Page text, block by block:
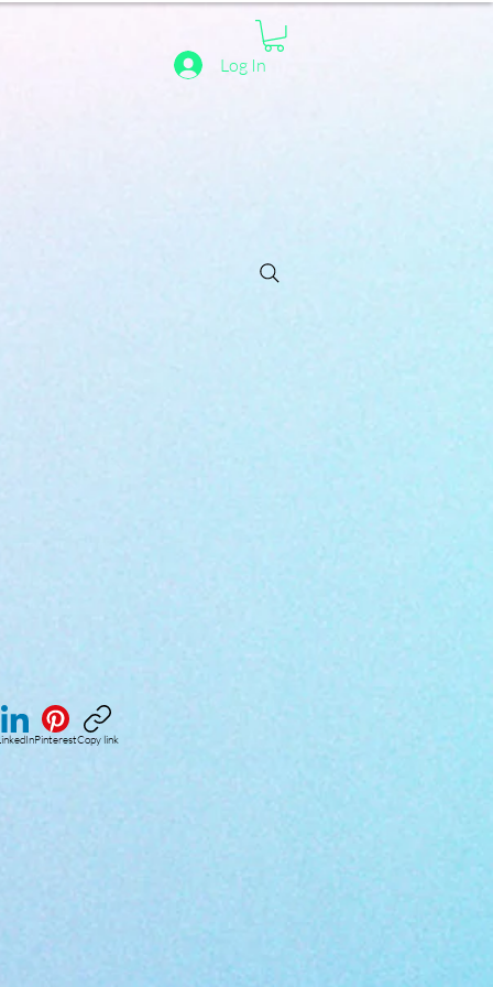
Log In
PinterestCopy link